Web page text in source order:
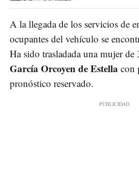
A la llegada de los servicios de
ocupantes del vehículo se
Ha sido trasladada una mujer de
García Orcoyen de Estella con
pronóstico reservado.